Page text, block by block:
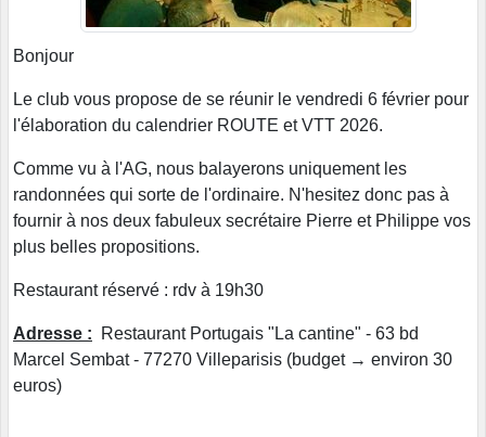
Bonjour
Le club vous propose de se réunir le vendredi 6 février pour
l'élaboration du calendrier ROUTE et VTT 2026.
Comme vu à l'AG, nous balayerons uniquement les
randonnées qui sorte de l'ordinaire. N'hesitez donc pas à
fournir à nos deux fabuleux secrétaire Pierre et Philippe vos
plus belles propositions.
Restaurant réservé : rdv à 19h30
Adresse :
Restaurant Portugais "La cantine" - 63 bd
Marcel Sembat - 77270 Villeparisis (budget → environ 30
euros)